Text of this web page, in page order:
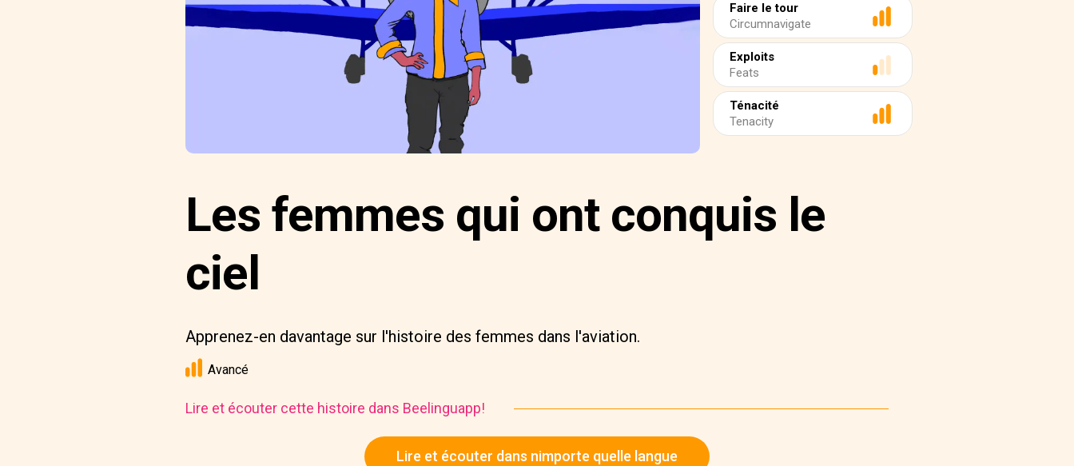
Faire le tour
Circumnavigate
Exploits
Feats
Ténacité
Tenacity
Les femmes qui ont conquis le
ciel
Apprenez-en davantage sur l'histoire des femmes dans l'aviation.
Avancé
Lire et écouter cette histoire dans Beelinguapp!
Lire et écouter dans nimporte quelle langue